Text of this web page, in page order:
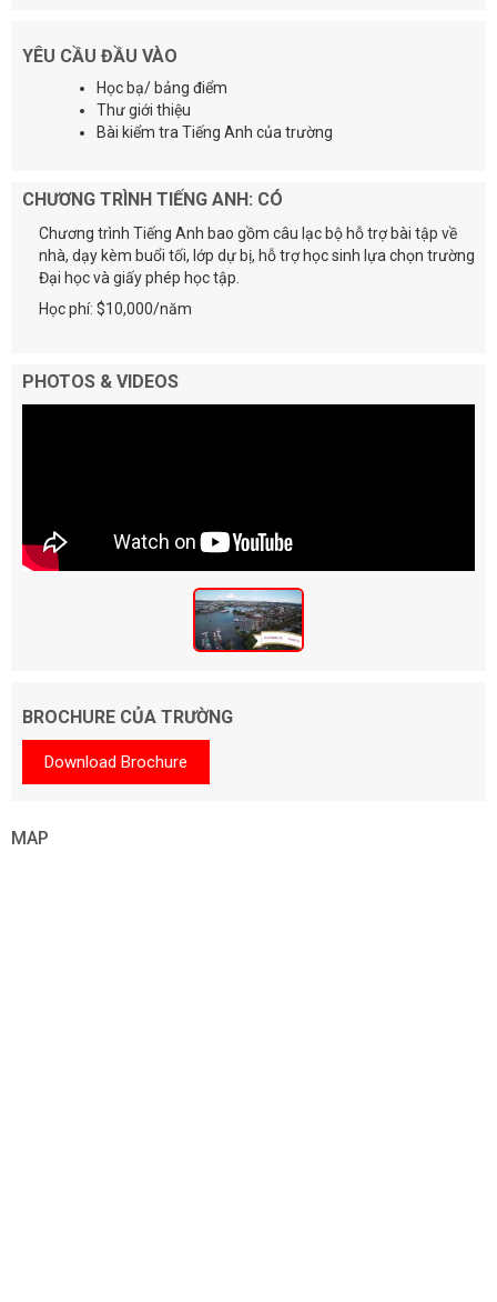
YÊU CẦU ĐẦU VÀO
Học bạ/ bảng điểm
Thư giới thiệu
Bài kiểm tra Tiếng Anh của trường
CHƯƠNG TRÌNH TIẾNG ANH: CÓ
Chương trình Tiếng Anh bao gồm câu lạc bộ hỗ trợ bài tập về
nhà, dạy kèm buổi tối, lớp dự bị, hỗ trợ học sinh lựa chọn trường
Đại học và giấy phép học tập.
Học phí: $10,000/năm
PHOTOS & VIDEOS
BROCHURE CỦA TRƯỜNG
Download Brochure
MAP